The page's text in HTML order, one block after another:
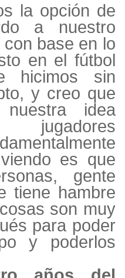
la opción de
a nuestro
base en lo
en el fútbol
hicimos sin
y creo que
idea
jugadores
es que
gente
tiene hambre
son muy
para poder
y poderlos